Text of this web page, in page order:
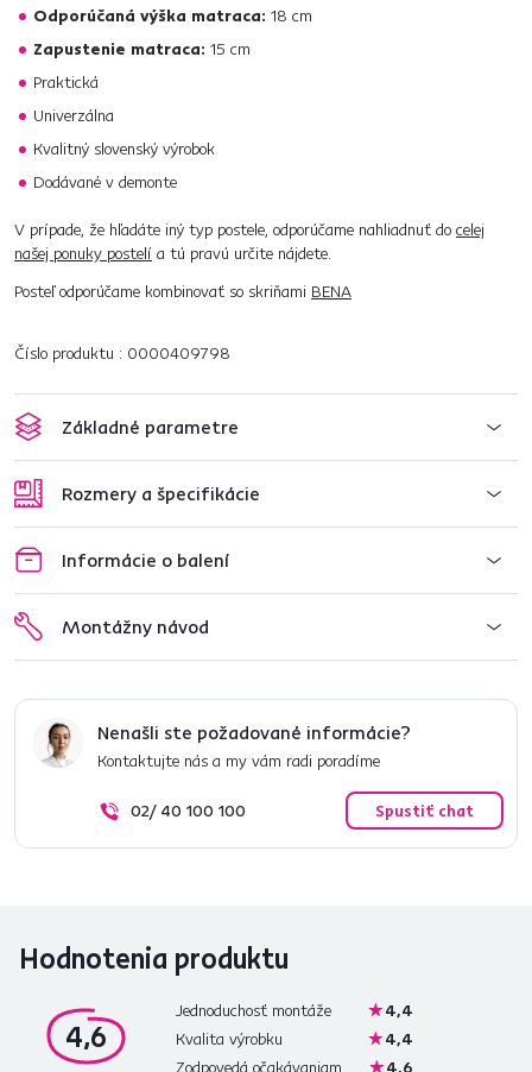
Odporúčaná výška matraca: 18 cm
Zapustenie matraca: 15 cm
Praktická
Univerzálna
Kvalitný slovenský výrobok
Dodávané v demonte
V prípade, že hľadáte iný typ postele, odporúčame nahliadnuť do celej
našej ponuky postelí a tú pravú určite nájdete.
Posteľ odporúčame kombinovať so skriňami BENA
Číslo produktu : 0000409798
Základné parametre
Rozmery a špecifikácie
Informácie o balení
Montážny návod
Nenašli ste požadované informácie?
Kontaktujte nás a my vám radi poradíme
02/ 40 100 100 Spustiť chat
Hodnotenia produktu
4,6
Jednoduchosť montáže
4,4
Kvalita výrobku
4,4
Zodpovedá očakávaniam
4,6